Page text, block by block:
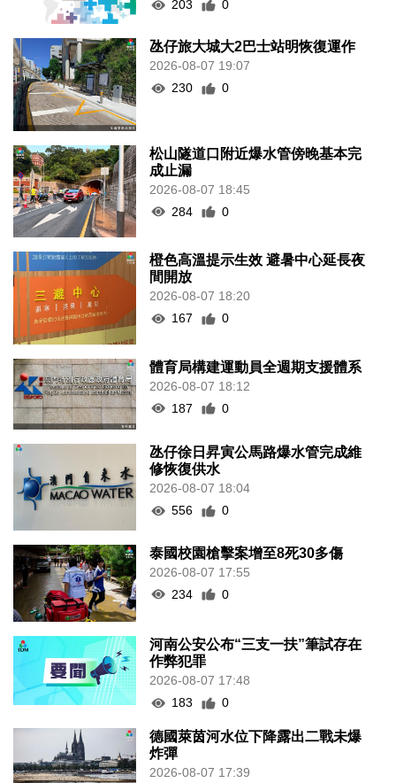
203
0
氹仔旅大城大2巴士站明恢復運作
2026-08-07 19:07
230
0
松山隧道口附近爆水管傍晚基本完
成止漏
2026-08-07 18:45
284
0
橙色高溫提示生效 避暑中心延長夜
間開放
2026-08-07 18:20
167
0
體育局構建運動員全週期支援體系
2026-08-07 18:12
187
0
氹仔徐日昇寅公馬路爆水管完成維
修恢復供水
2026-08-07 18:04
556
0
泰國校園槍擊案增至8死30多傷
2026-08-07 17:55
234
0
河南公安公布“三支一扶”筆試存在
作弊犯罪
2026-08-07 17:48
183
0
德國萊茵河水位下降露出二戰未爆
炸彈
2026-08-07 17:39